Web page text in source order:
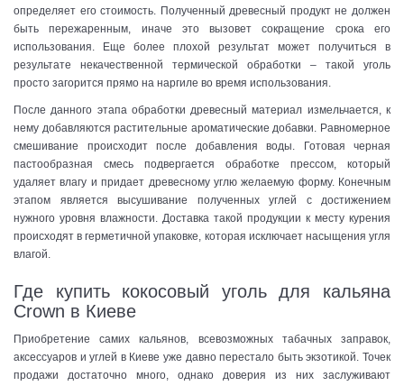
определяет его стоимость. Полученный древесный продукт не должен
быть пережаренным, иначе это вызовет сокращение срока его
использования. Еще более плохой результат может получиться в
результате некачественной термической обработки – такой уголь
просто загорится прямо на наргиле во время использования.
После данного этапа обработки древесный материал измельчается, к
нему добавляются растительные ароматические добавки. Равномерное
смешивание происходит после добавления воды. Готовая черная
пастообразная смесь подвергается обработке прессом, который
удаляет влагу и придает древесному углю желаемую форму. Конечным
этапом является высушивание полученных углей с достижением
нужного уровня влажности. Доставка такой продукции к месту курения
происходят в герметичной упаковке, которая исключает насыщения угля
влагой.
Где купить кокосовый уголь для кальяна
Crown в Киеве
Приобретение самих кальянов, всевозможных табачных заправок,
аксессуаров и углей в Киеве уже давно перестало быть экзотикой. Точек
продажи достаточно много, однако доверия из них заслуживают